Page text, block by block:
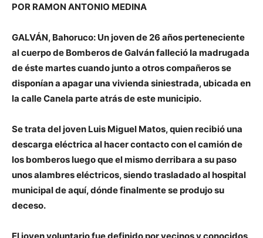
POR RAMON ANTONIO MEDINA
GALVÁN, Bahoruco: Un joven de 26 años perteneciente
al cuerpo de Bomberos de Galván falleció la madrugada
de éste martes cuando junto a otros compañeros se
disponían a apagar una vivienda siniestrada, ubicada en
la calle Canela parte atrás de este municipio.
Se trata del joven Luis Miguel Matos, quien recibió una
descarga eléctrica al hacer contacto con el camión de
los bomberos luego que el mismo derribara a su paso
unos alambres eléctricos, siendo trasladado al hospital
municipal de aquí, dónde finalmente se produjo su
deceso.